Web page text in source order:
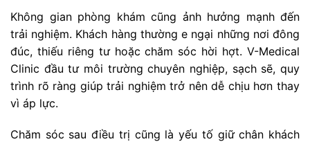
Không gian phòng khám cũng ảnh hưởng mạnh đến
trải nghiệm. Khách hàng thường e ngại những nơi đông
đúc, thiếu riêng tư hoặc chăm sóc hời hợt. V-Medical
Clinic đầu tư môi trường chuyên nghiệp, sạch sẽ, quy
trình rõ ràng giúp trải nghiệm trở nên dễ chịu hơn thay
vì áp lực.
Chăm sóc sau điều trị cũng là yếu tố giữ chân khách